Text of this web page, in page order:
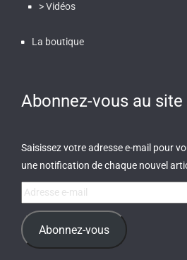
> Vidéos
La boutique
Abonnez-vous au
Saisissez votre adresse e-mail pour
une notification de chaque nouvel
Adresse
e-
mail Abonnez-vous